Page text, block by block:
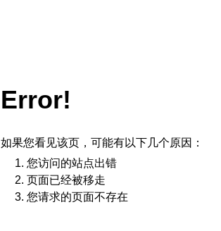
Error!
如果您看见该页，可能有以下几个原因：
您访问的站点出错
页面已经被移走
您请求的页面不存在